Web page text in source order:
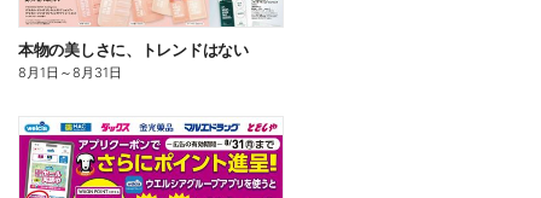
本物の美しさに、トレンドはない
8月1日 ～8月31日